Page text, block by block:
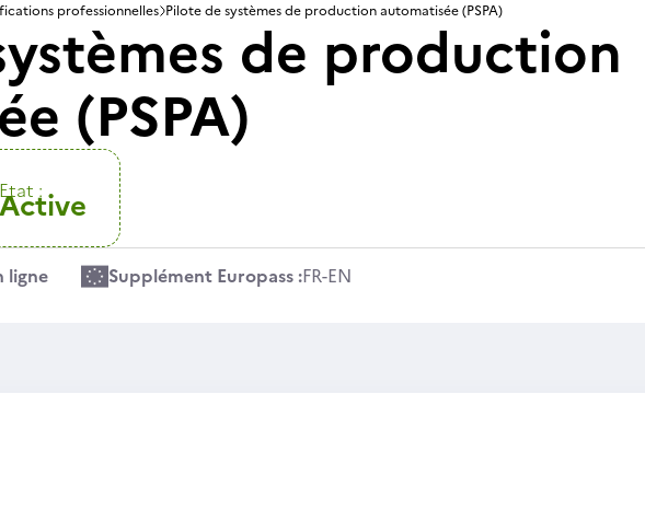
professionnelles Pilote de systèmes de production automatisée (PSPA)
de production
(PSPA)
Etat :
Active
ligne Supplément Europass :FR-EN